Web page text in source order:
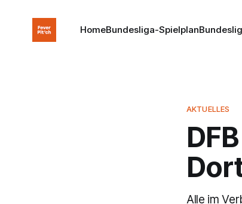
HomeBundesliga-Spielplan
AKTUELLES
Alle im